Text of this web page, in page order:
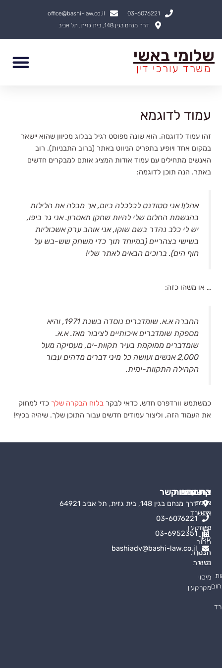
03-6076221
office@bashi-law.co.il
דרך מנחם בגין 148, בית גזית, תל אביב
שלומי באשי
משרד עורכי דין
עמוד לדוגמא
זהו עמוד לדוגמה. הוא שונה מפוסט רגיל בבלוג מכיוון שהוא יישאר
במקום אחד ויופיע בתפריט הניווט באתר (ברוב התבניות). רוב
האנשים מתחילים עם עמוד אודות המציג אותם למבקרים חדשים
באתר. הנה תוכן לדוגמה:
אהלן! אני סטודנט לכלכלה ביום, אך מבלה את הלילות
בהגשמת החלום שלי להיות שחקן תאטרון. אני גר ביפו,
יש לי כלב נהדר בשם שוקו, אני אוהב ערק אשכוליות
בשישי בצהריים (במיוחד תוך כדי משחק שש-בש על
חוף הים). ברוכים הבאים לאתר שלי!
… או משהו כזה:
החברה א.א. שומדברים נוסדה בשנת 1971, והיא
מספקת שומדברים איכותיים לציבור מאז. א.א.
שומדברים ממוקמת בעיר תקוות-ים, מעסיקה מעל
2,000 אנשים ועושה כל מיני דברים מדהים עבור
הקהילה התקוות-ימית.
כמשתמש וורדפרס חדש, כדאי לבקר בלוח הבקרה שלך כדי למחוק
את העמוד הזה, וליצור עמודים חדשים עבור התוכן שלך. שיהיה בכיף!
התמחויות
מעמד
אישי
מקרקעין
תחום
תכנון
ובניה
מיסוי
מקרקעין
קישורים
אודות
המשרד
יצירת
קשר
הצהרת
נגישות
צרו עמנו קשר
דרך מנחם בגין 148, בית גזית, תל אביב 64921
03-6076221
03-6952351
bashiadv@bashi-law.co.il